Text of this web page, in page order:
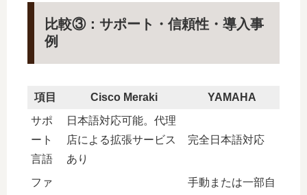
比較③：サポート・信頼性・導入事
例
項目 Cisco Meraki
YAMAHA
サポ
ート
言語
日本語対応可能。代理
店による拡張サービス
あり
完全日本語対応
ファ
手動または一部自